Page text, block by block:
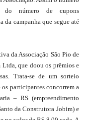
do número de cupons
da campanha que segue até
da Associação São Pio de
que doou os prêmios e
Trata-se de um sorteio
participantes concorrem a
– RS (empreendimento
da Construtora Jobim) e